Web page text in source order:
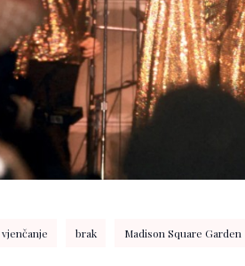
vjenčanje brak Madison Square Garden